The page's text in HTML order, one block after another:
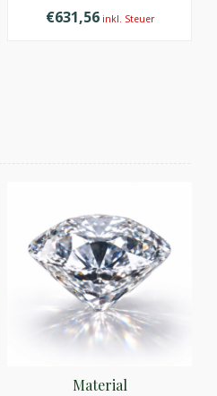
€631,56inkl. Steuer
Material